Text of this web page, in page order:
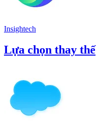
Insightech
Lựa chọn thay thế